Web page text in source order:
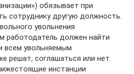
обязывает при
сотруднику другую должность.
увольнения
работодатель должен найти
всем увольняемым
решат, соглашаться или нет.
инстанции